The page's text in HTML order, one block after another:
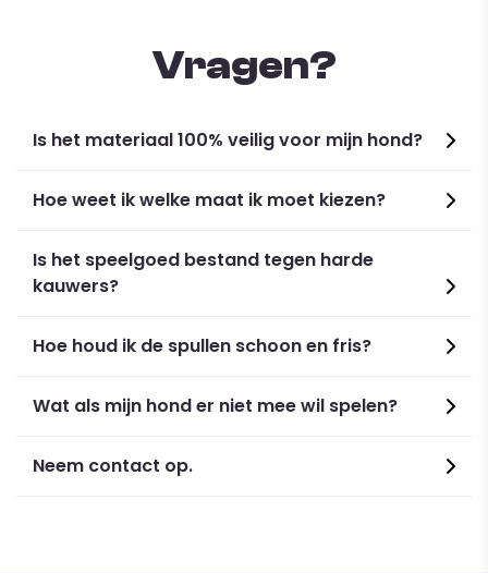
Vragen?
Is het materiaal 100% veilig voor mijn hond?
Hoe weet ik welke maat ik moet kiezen?
Is het speelgoed bestand tegen harde
kauwers?
Hoe houd ik de spullen schoon en fris?
Wat als mijn hond er niet mee wil spelen?
Neem contact op.